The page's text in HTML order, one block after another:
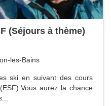
(Séjours à thème)
les-Bains
ski en suivant des cours
aurez la chance